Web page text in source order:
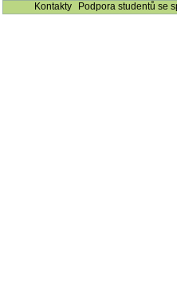
Kontakty
Podpora studentů se